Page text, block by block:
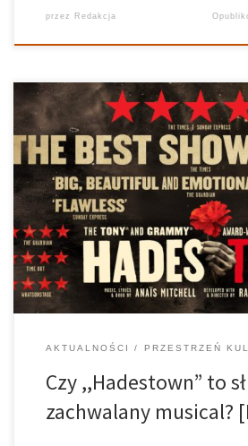
przez Redakcja
Zdobywca wielu prestiżowych nagród, w
Grammy Awards, czyli musical pod
przyciąga nowych widzów. W londyńskim
po brzegi widownia sprawiała wrażenie
naprawdę zachwyca, a co może nie w
AKTUALNOŚCI PRZESTRZEŃ
Czy ,,Hadestown” to
zachwalany musical?